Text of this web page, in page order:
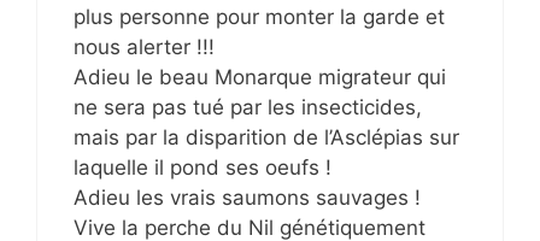
plus personne pour monter la garde et
nous alerter !!!
Adieu le beau Monarque migrateur qui
ne sera pas tué par les insecticides,
mais par la disparition de l’Asclépias sur
laquelle il pond ses oeufs !
Adieu les vrais saumons sauvages !
Vive la perche du Nil génétiquement